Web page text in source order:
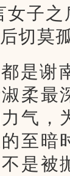
女子
切莫
是谢
柔最
气，
至暗
是被